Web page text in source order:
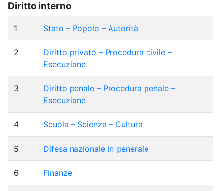
Diritto interno
1 Stato – Popolo – Autorità
2
Diritto privato – Procedura civile –
Esecuzione
3
Diritto penale – Procedura penale –
Esecuzione
4 Scuola – Scienza – Cultura
5 Difesa nazionale in generale
6 Finanze